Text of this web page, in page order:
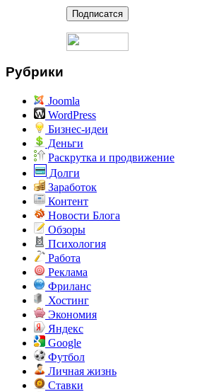
Рубрики
Joomla
WordPress
Бизнес-идеи
Деньги
Раскрутка и продвижение
Долги
Заработок
Контент
Новости Блога
Обзоры
Психология
Работа
Реклама
Фриланс
Хостинг
Экономия
Яндекс
Google
Футбол
Личная жизнь
Ставки